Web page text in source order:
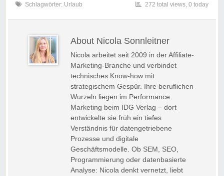
Schlagwörter: Urlaub 272 total views, 0 today
About Nicola Sonnleitner
Nicola arbeitet seit 2009 in der Affiliate-
Marketing-Branche und verbindet
technisches Know-how mit
strategischem Gespür. Ihre beruflichen
Wurzeln liegen im Performance
Marketing beim IDG Verlag – dort
entwickelte sie früh ein tiefes
Verständnis für datengetriebene
Prozesse und digitale
Geschäftsmodelle. Ob SEM, SEO,
Programmierung oder datenbasierte
Analyse: Nicola denkt vernetzt, liebt